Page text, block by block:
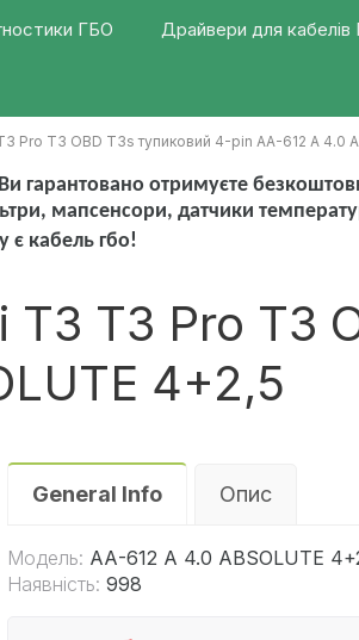
ГБО Драйвери для
Pro T3 OBD T3s тупиковий 4-pin АА-612 A 4.0
гарантовано отримуєте
мапсенсори, датчики
є кабель гбо!
T3 Pro T3
4+2,5
General Info Опис
Модель: АА-612 A 4.0 ABSOLUTE
Наявність: 998